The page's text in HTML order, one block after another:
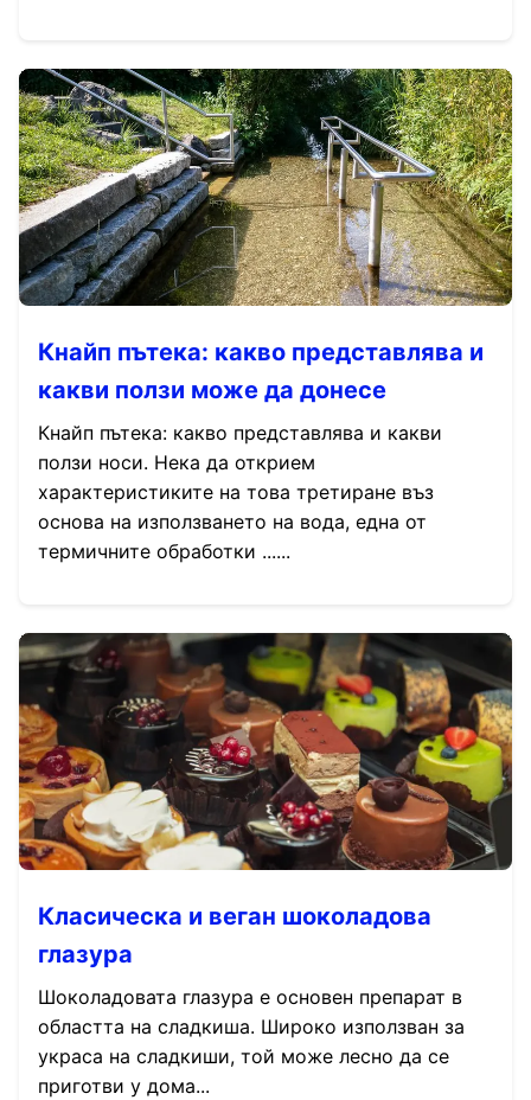
Кнайп пътека: какво представлява и
какви ползи може да донесе
Кнайп пътека: какво представлява и какви
ползи носи. Нека да открием
характеристиките на това третиране въз
основа на използването на вода, една от
термичните обработки ......
Класическа и веган шоколадова
глазура
Шоколадовата глазура е основен препарат в
областта на сладкиша. Широко използван за
украса на сладкиши, той може лесно да се
приготви у дома...